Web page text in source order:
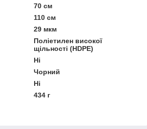
70 см
110 см
29 мкм
Поліетилен високої
щільності (HDPE)
Ні
Чорний
Ні
434 г